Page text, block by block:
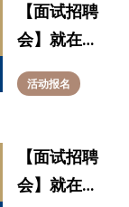
【面试招聘
会】就在明
天！金融行
业专场等你
活动报名
【面试招聘
会】就在明